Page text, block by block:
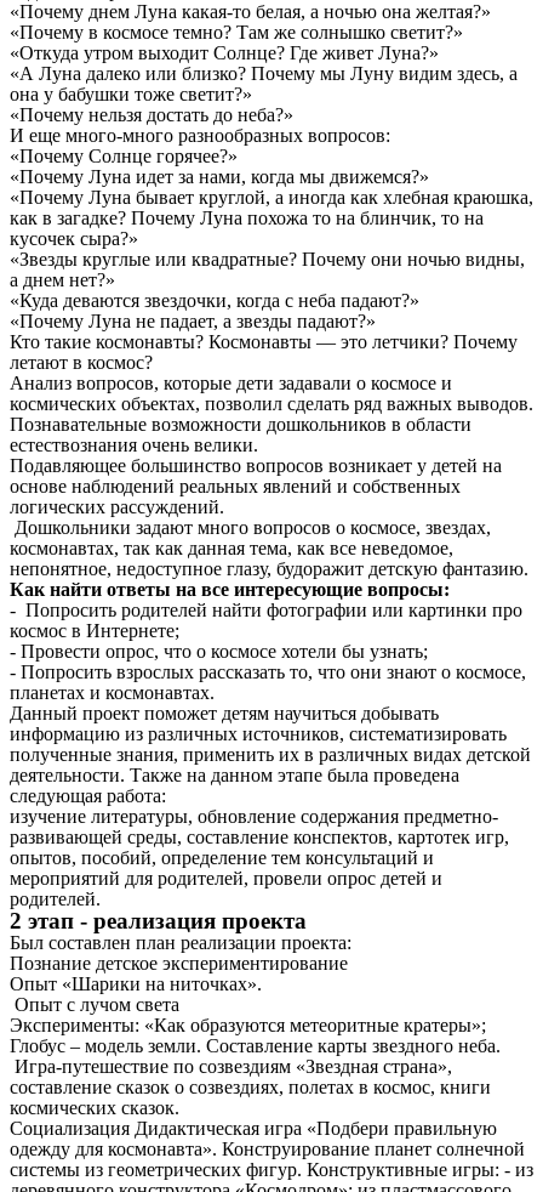
«Почему днем Луна какая-то белая, а ночью она желтая?»
«Почему в космосе темно? Там же солнышко светит?»
«Откуда утром выходит Солнце? Где живет Луна?»
«А Луна далеко или близко? Почему мы Луну видим здесь, а
она у бабушки тоже светит?»
«Почему нельзя достать до неба?»
И еще много-много разнообразных вопросов:
«Почему Солнце горячее?»
«Почему Луна идет за нами, когда мы движемся?»
«Почему Луна бывает круглой, а иногда как хлебная краюшка,
как в загадке? Почему Луна похожа то на блинчик, то на
кусочек сыра?»
«Звезды круглые или квадратные? Почему они ночью видны,
а днем нет?»
«Куда деваются звездочки, когда с неба падают?»
«Почему Луна не падает, а звезды падают?»
Кто такие космонавты? Космонавты — это летчики? Почему
летают в космос?
Анализ вопросов, которые дети задавали о космосе и
космических объектах, позволил сделать ряд важных выводов.
Познавательные возможности дошкольников в области
естествознания очень велики.
Подавляющее большинство вопросов возникает у детей на
основе наблюдений реальных явлений и собственных
логических рассуждений.
Дошкольники задают много вопросов о космосе, звездах,
космонавтах, так как данная тема, как все неведомое,
непонятное, недоступное глазу, будоражит детскую фантазию.
Как найти ответы на все интересующие вопросы:
- Попросить родителей найти фотографии или картинки про
космос в Интернете;
- Провести опрос, что о космосе хотели бы узнать;
- Попросить взрослых рассказать то, что они знают о космосе,
планетах и космонавтах.
Данный проект поможет детям научиться добывать
информацию из различных источников, систематизировать
полученные знания, применить их в различных видах детской
деятельности. Также на данном этапе была проведена
следующая работа:
изучение литературы, обновление содержания предметно-
развивающей среды, составление конспектов, картотек игр,
опытов, пособий, определение тем консультаций и
мероприятий для родителей, провели опрос детей и
родителей.
2 этап - реализация проекта
Был составлен план реализации проекта:
Познание детское экспериментирование
Опыт «Шарики на ниточках».
Опыт с лучом света
Эксперименты: «Как образуются метеоритные кратеры»;
Глобус – модель земли. Составление карты звездного неба.
Игра-путешествие по созвездиям «Звездная страна»,
составление сказок о созвездиях, полетах в космос, книги
космических сказок.
Социализация Дидактическая игра «Подбери правильную
одежду для космонавта». Конструирование планет солнечной
системы из геометрических фигур. Конструктивные игры: - из